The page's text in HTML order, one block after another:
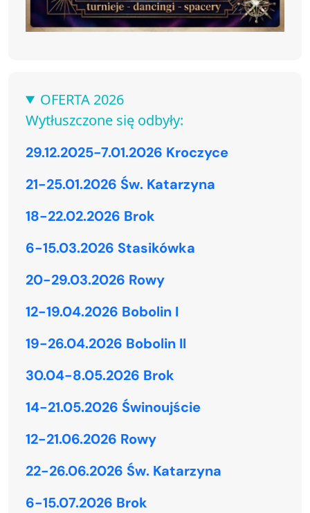
OFERTA 2026
Wytłuszczone się odbyły:
29.12.2025-7.01.2026 Kroczyce
21-25.01.2026 Św. Katarzyna
18-22.02.2026 Brok
6-15.03.2026 Stasikówka
20-29.03.2026 Rowy
12-19.04.2026 Bobolin I
19-26.04.2026 Bobolin II
30.04-8.05.2026 Brok
14-21.05.2026 Świnoujście
12-21.06.2026 Rowy
22-26.06.2026 Św. Katarzyna
6-15.07.2026 Brok